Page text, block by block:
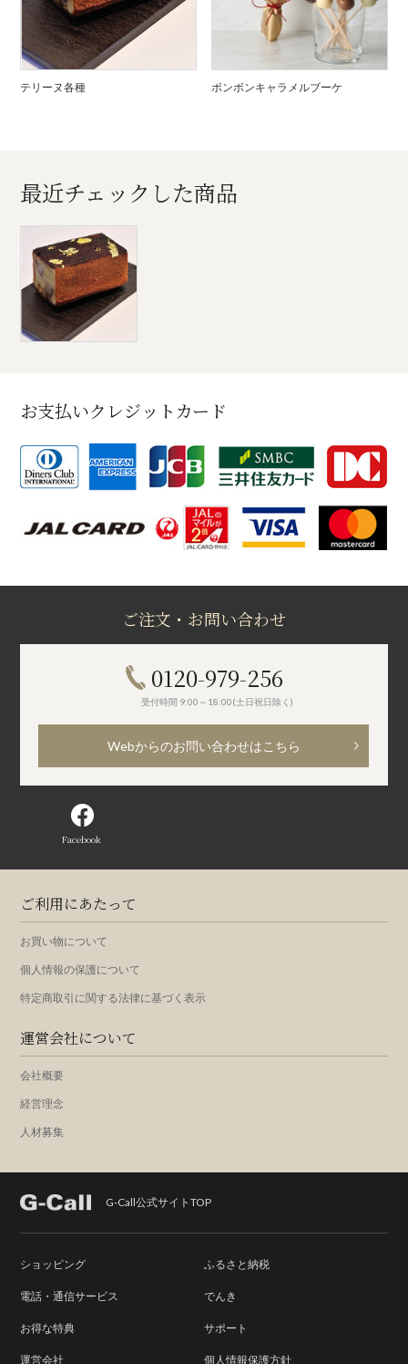
テリーヌ各種 ボンボンキャラメルブーケ
最近チェックした商品
お支払いクレジットカード
ご注文・お問い合わせ
0120-979-256
受付時間 9:00～18:00(土日祝日除く)
Webからのお問い合わせはこちら
Facebook
ご利用にあたって
お買い物について
個人情報の保護について
特定商取引に関する法律に基づく表示
運営会社について
会社概要
経営理念
人材募集
G-Call公式サイトTOP
ショッピング ふるさと納税
電話・通信サービス でんき
お得な特典 サポート
運営会社 個人情報保護方針